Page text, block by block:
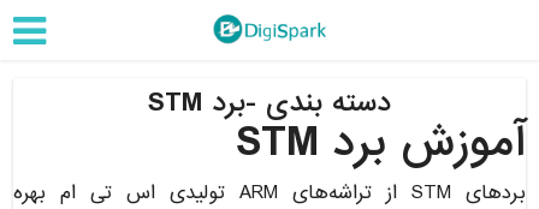
دسته بندی -برد STM
آموزش برد STM
بردهای STM از تراشه‌های ARM تولیدی اس تی ام بهره